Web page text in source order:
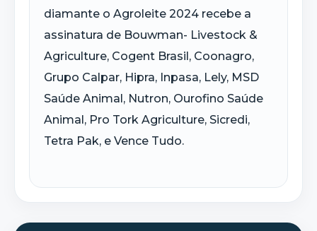
diamante o Agroleite 2024 recebe a
assinatura de Bouwman- Livestock &
Agriculture, Cogent Brasil, Coonagro,
Grupo Calpar, Hipra, Inpasa, Lely, MSD
Saúde Animal, Nutron, Ourofino Saúde
Animal, Pro Tork Agriculture, Sicredi,
Tetra Pak, e Vence Tudo.